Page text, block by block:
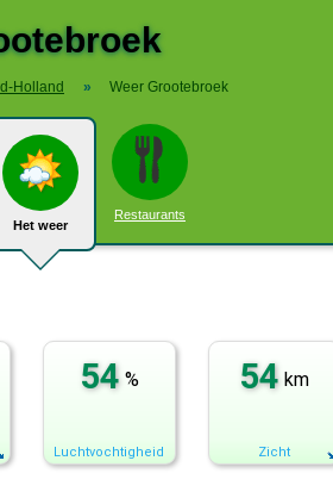
Holland » Weer Grootebroek
Het weer
Restaurants
54 %
Luchtvochtigheid
54 km
Zicht